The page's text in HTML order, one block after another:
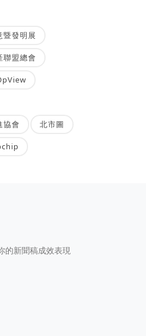
暨發明展
聯盟總會
協會 北市圖
的新聞稿成效表現